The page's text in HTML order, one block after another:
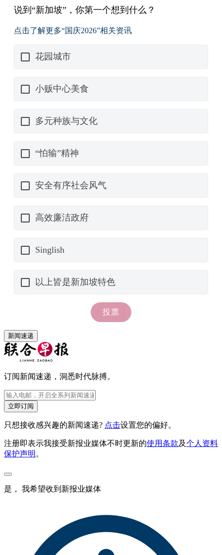
新闻速递
订阅新闻速递，洞悉时代脉搏。
立即订阅
只想接收感兴趣的新闻速递? 点击设置您的偏好。
注册即表示我接受新报业媒体不时更新的使用条款及个人资料
保护声明。
是， 我希望收到新报业媒体